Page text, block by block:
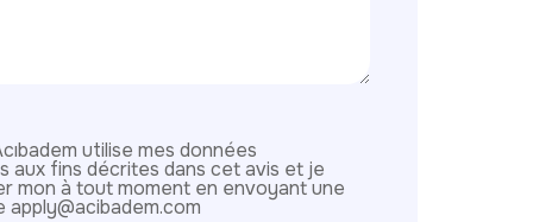
utilise mes données
aux fins décrites dans cet avis et je
mon à tout moment en envoyant une